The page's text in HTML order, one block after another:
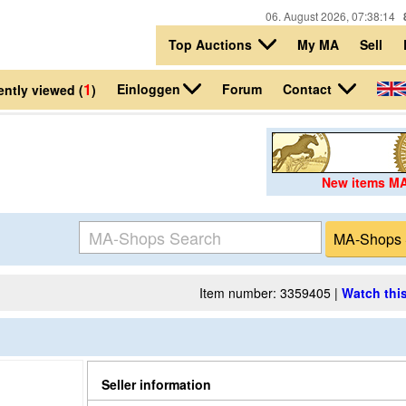
06. August 2026, 07:38:14
Top Auctions My MA Sell
viewed (1) Einloggen Forum Contact
New items
Item number: 3359405 | Watch
Seller information